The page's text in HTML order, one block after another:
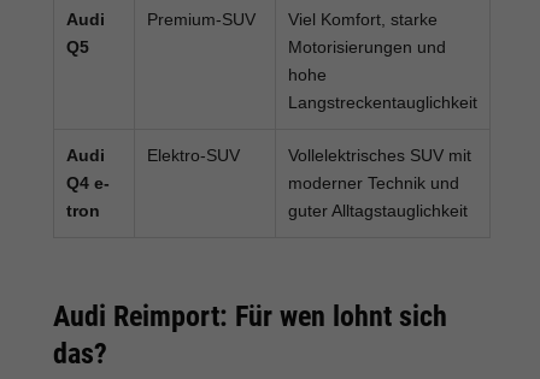
Audi
Q5
Premium-SUV
Viel Komfort, starke
Motorisierungen und
hohe
Langstreckentauglichkeit
Audi
Q4 e-
tron
Elektro-SUV
Vollelektrisches SUV mit
moderner Technik und
guter Alltagstauglichkeit
Audi Reimport: Für wen lohnt sich
das?